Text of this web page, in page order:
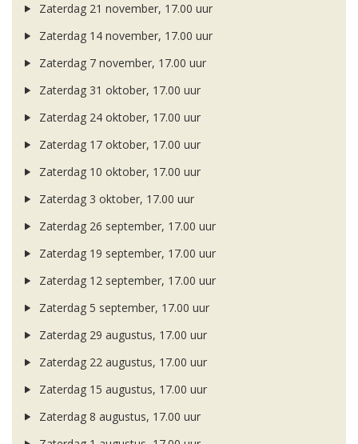
Zaterdag 21 november, 17.00 uur
Zaterdag 14 november, 17.00 uur
Zaterdag 7 november, 17.00 uur
Zaterdag 31 oktober, 17.00 uur
Zaterdag 24 oktober, 17.00 uur
Zaterdag 17 oktober, 17.00 uur
Zaterdag 10 oktober, 17.00 uur
Zaterdag 3 oktober, 17.00 uur
Zaterdag 26 september, 17.00 uur
Zaterdag 19 september, 17.00 uur
Zaterdag 12 september, 17.00 uur
Zaterdag 5 september, 17.00 uur
Zaterdag 29 augustus, 17.00 uur
Zaterdag 22 augustus, 17.00 uur
Zaterdag 15 augustus, 17.00 uur
Zaterdag 8 augustus, 17.00 uur